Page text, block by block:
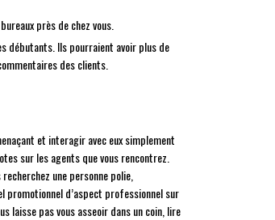
près de chez vous.
débutants. Ils pourraient avoir plus de
des clients.
et interagir avec eux simplement
sur les agents que vous rencontrez.
une personne polie,
promotionnel d’aspect professionnel sur
laisse pas vous asseoir dans un coin, lire